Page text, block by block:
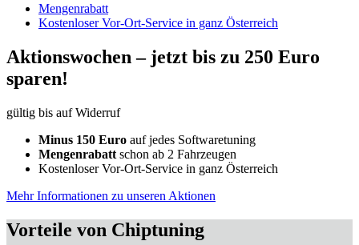
Mengenrabatt
Kostenloser Vor-Ort-Service in ganz Österreich
Aktionswochen – jetzt bis zu 250 Euro
sparen!
gültig bis auf Widerruf
Minus 150 Euro auf jedes Softwaretuning
Mengenrabatt schon ab 2 Fahrzeugen
Kostenloser Vor-Ort-Service in ganz Österreich
Mehr Informationen zu unseren Aktionen
Vorteile von Chiptuning